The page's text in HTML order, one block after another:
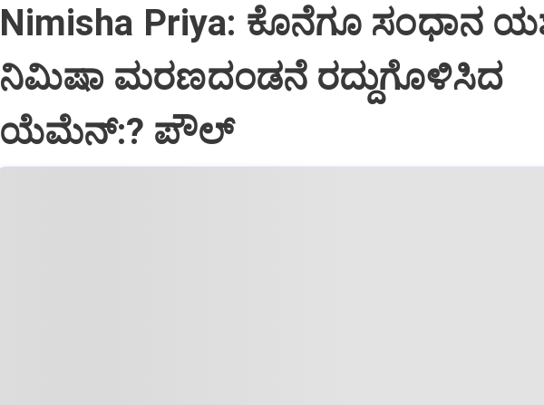
Nimisha Priya: ಕೊನೆಗೂ ಸಂಧಾನ
ನಿಮಿಷಾ ಮರಣದಂಡನೆ ರದ್ದುಗೊಳಿಸಿದ
ಯೆಮೆನ್:? ಪೌಲ್